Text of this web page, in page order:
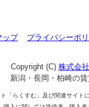
ップ プライバシーポ
Copyright (C) 株式会
新潟・長岡・柏崎の
「らくすむ」及び関連サイト